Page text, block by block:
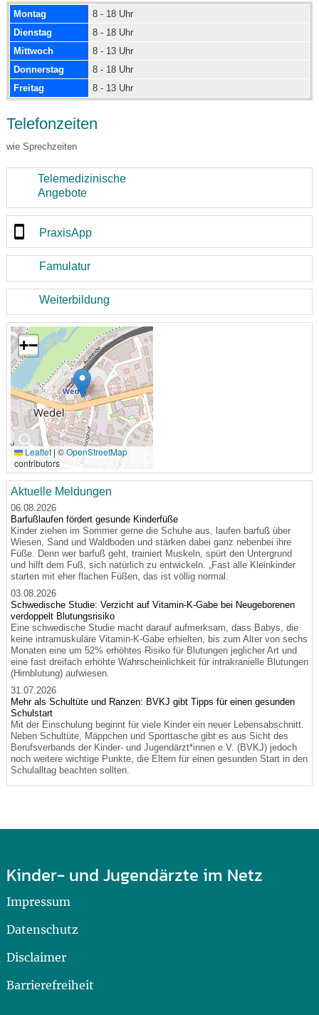
Montag
8 - 18 Uhr
Dienstag
8 - 18 Uhr
Mittwoch
8 - 13 Uhr
Donnerstag
8 - 18 Uhr
Freitag
8 - 13 Uhr
Telefonzeiten
wie Sprechzeiten
Telemedizinische
Angebote
PraxisApp
Famulatur
Weiterbildung
🔍
+−
Leaflet | ©OpenStreetMap
contributors
Aktuelle Meldungen
06.08.2026
Barfußlaufen fördert gesunde Kinderfüße
Kinder ziehen im Sommer gerne die Schuhe aus, laufen barfuß über
Wiesen, Sand und Waldboden und stärken dabei ganz nebenbei ihre
Füße. Denn wer barfuß geht, trainiert Muskeln, spürt den Untergrund
und hilft dem Fuß, sich natürlich zu entwickeln. „Fast alle Kleinkinder
starten mit eher flachen Füßen, das ist völlig normal.
03.08.2026
Schwedische Studie: Verzicht auf Vitamin-K-Gabe bei Neugeborenen
verdoppelt Blutungsrisiko
Eine schwedische Studie macht darauf aufmerksam, dass Babys, die
keine intramuskuläre Vitamin-K-Gabe erhielten, bis zum Alter von sechs
Monaten eine um 52% erhöhtes Risiko für Blutungen jeglicher Art und
eine fast dreifach erhöhte Wahrscheinlichkeit für intrakranielle Blutungen
(Hirnblutung) aufwiesen.
31.07.2026
Mehr als Schultüte und Ranzen: BVKJ gibt Tipps für einen gesunden
Schulstart
Mit der Einschulung beginnt für viele Kinder ein neuer Lebensabschnitt.
Neben Schultüte, Mäppchen und Sporttasche gibt es aus Sicht des
Berufsverbands der Kinder- und Jugendärzt*innen e.V. (BVKJ) jedoch
noch weitere wichtige Punkte, die Eltern für einen gesunden Start in den
Schulalltag beachten sollten.
Kinder- und Jugendärzte im Netz
Impressum
Datenschutz
Disclaimer
Barrierefreiheit